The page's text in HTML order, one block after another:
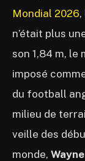
Mondial 2026
n’était plus
son 1,84 m, le
imposé
du football
milieu de
veille des
monde,